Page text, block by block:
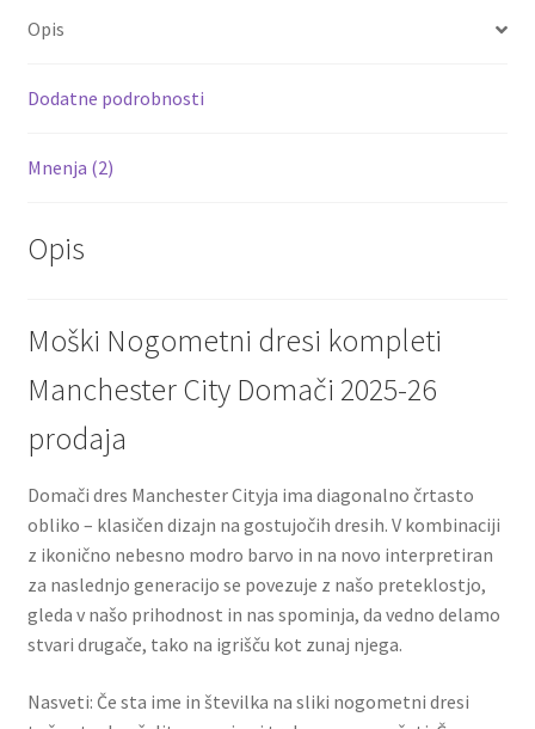
k
Opis
Dodatne podrobnosti
Mnenja (2)
Opis
Moški Nogometni dresi kompleti
Manchester City Domači 2025-26
prodaja
Domači dres Manchester Cityja ima diagonalno črtasto
obliko – klasičen dizajn na gostujočih dresih. V kombinaciji
z ikonično nebesno modro barvo in na novo interpretiran
za naslednjo generacijo se povezuje z našo preteklostjo,
gleda v našo prihodnost in nas spominja, da vedno delamo
stvari drugače, tako na igrišču kot zunaj njega.
Nasveti: Če sta ime in številka na sliki nogometni dresi